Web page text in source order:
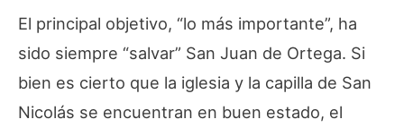
El principal objetivo, “lo más importante”, ha
sido siempre “salvar” San Juan de Ortega. Si
bien es cierto que la iglesia y la capilla de San
Nicolás se encuentran en buen estado, el